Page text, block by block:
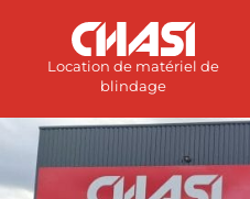
Location de matériel de
blindage